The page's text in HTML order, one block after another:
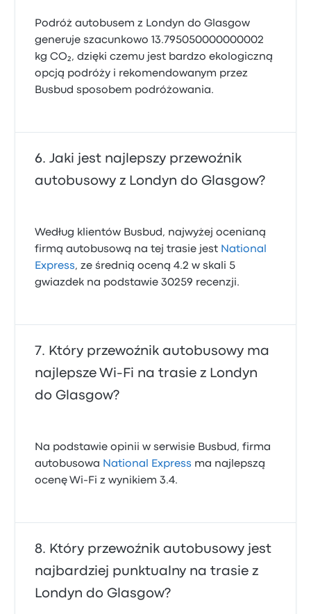
Podróż autobusem z Londyn do Glasgow
generuje szacunkowo 13.795050000000002
kg CO₂, dzięki czemu jest bardzo ekologiczną
opcją podróży i rekomendowanym przez
Busbud sposobem podróżowania.
Jaki jest najlepszy przewoźnik
autobusowy z Londyn do Glasgow?
Według klientów Busbud, najwyżej ocenianą
firmą autobusową na tej trasie jest National
Express, ze średnią oceną 4.2 w skali 5
gwiazdek na podstawie 30259 recenzji.
Który przewoźnik autobusowy ma
najlepsze Wi‑Fi na trasie z Londyn
do Glasgow?
Na podstawie opinii w serwisie Busbud, firma
autobusowa National Express ma najlepszą
ocenę Wi-Fi z wynikiem 3.4.
Który przewoźnik autobusowy jest
najbardziej punktualny na trasie z
Londyn do Glasgow?